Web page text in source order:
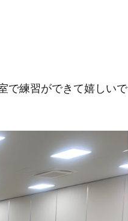
で練習ができて嬉しいで